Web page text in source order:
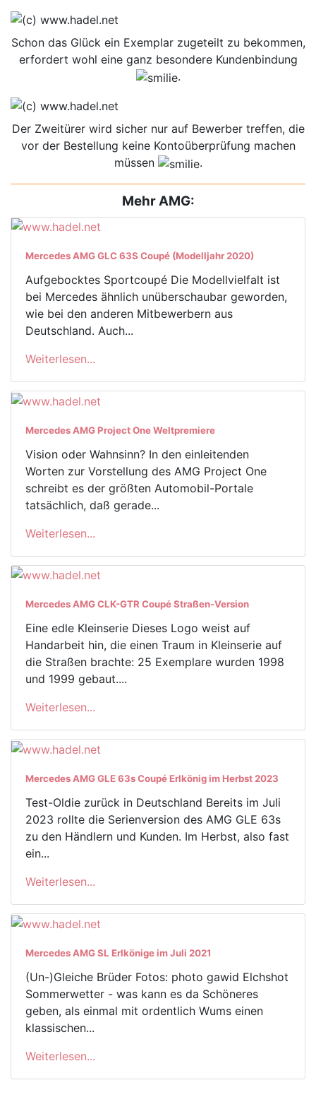
Schon das Glück ein Exemplar zugeteilt zu bekommen,
erfordert wohl eine ganz besondere Kundenbindung
.
Der Zweitürer wird sicher nur auf Bewerber treffen, die
vor der Bestellung keine Kontoüberprüfung machen
müssen
.
Mehr AMG:
Mercedes AMG GLC 63S Coupé (Modelljahr 2020)
Aufgebocktes Sportcoupé Die Modellvielfalt ist
bei Mercedes ähnlich unüberschaubar geworden,
wie bei den anderen Mitbewerbern aus
Deutschland. Auch...
Weiterlesen...
Mercedes AMG Project One Weltpremiere
Vision oder Wahnsinn? In den einleitenden
Worten zur Vorstellung des AMG Project One
schreibt es der größten Automobil-Portale
tatsächlich, daß gerade...
Weiterlesen...
Mercedes AMG CLK-GTR Coupé Straßen-Version
Eine edle Kleinserie Dieses Logo weist auf
Handarbeit hin, die einen Traum in Kleinserie auf
die Straßen brachte: 25 Exemplare wurden 1998
und 1999 gebaut....
Weiterlesen...
Mercedes AMG GLE 63s Coupé Erlkönig im Herbst 2023
Test-Oldie zurück in Deutschland Bereits im Juli
2023 rollte die Serienversion des AMG GLE 63s
zu den Händlern und Kunden. Im Herbst, also fast
ein...
Weiterlesen...
Mercedes AMG SL Erlkönige im Juli 2021
(Un-)Gleiche Brüder Fotos: photo gawid Elchshot
Sommerwetter - was kann es da Schöneres
geben, als einmal mit ordentlich Wums einen
klassischen...
Weiterlesen...